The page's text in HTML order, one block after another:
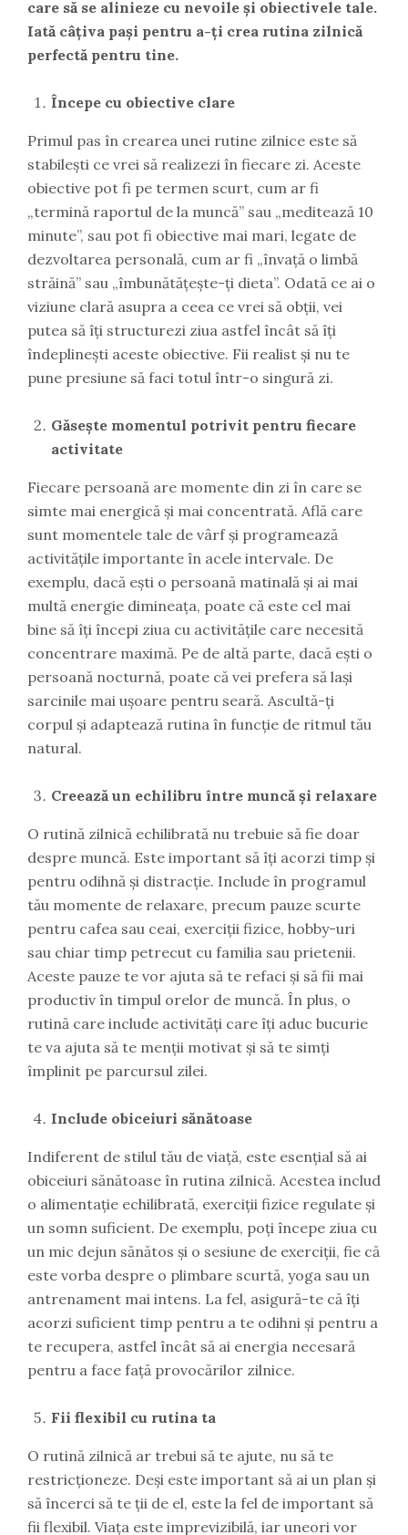
care să se alinieze cu nevoile și obiectivele tale.
Iată câțiva pași pentru a-ți crea rutina zilnică
perfectă pentru tine.
Începe cu obiective clare
Primul pas în crearea unei rutine zilnice este să
stabilești ce vrei să realizezi în fiecare zi. Aceste
obiective pot fi pe termen scurt, cum ar fi
„termină raportul de la muncă” sau „meditează 10
minute”, sau pot fi obiective mai mari, legate de
dezvoltarea personală, cum ar fi „învață o limbă
străină” sau „îmbunătățește-ți dieta”. Odată ce ai o
viziune clară asupra a ceea ce vrei să obții, vei
putea să îți structurezi ziua astfel încât să îți
îndeplinești aceste obiective. Fii realist și nu te
pune presiune să faci totul într-o singură zi.
Găsește momentul potrivit pentru fiecare
activitate
Fiecare persoană are momente din zi în care se
simte mai energică și mai concentrată. Află care
sunt momentele tale de vârf și programează
activitățile importante în acele intervale. De
exemplu, dacă ești o persoană matinală și ai mai
multă energie dimineața, poate că este cel mai
bine să îți începi ziua cu activitățile care necesită
concentrare maximă. Pe de altă parte, dacă ești o
persoană nocturnă, poate că vei prefera să lași
sarcinile mai ușoare pentru seară. Ascultă-ți
corpul și adaptează rutina în funcție de ritmul tău
natural.
Creează un echilibru între muncă și relaxare
O rutină zilnică echilibrată nu trebuie să fie doar
despre muncă. Este important să îți acorzi timp și
pentru odihnă și distracție. Include în programul
tău momente de relaxare, precum pauze scurte
pentru cafea sau ceai, exerciții fizice, hobby-uri
sau chiar timp petrecut cu familia sau prietenii.
Aceste pauze te vor ajuta să te refaci și să fii mai
productiv în timpul orelor de muncă. În plus, o
rutină care include activități care îți aduc bucurie
te va ajuta să te menții motivat și să te simți
împlinit pe parcursul zilei.
Include obiceiuri sănătoase
Indiferent de stilul tău de viață, este esențial să ai
obiceiuri sănătoase în rutina zilnică. Acestea includ
o alimentație echilibrată, exerciții fizice regulate și
un somn suficient. De exemplu, poți începe ziua cu
un mic dejun sănătos și o sesiune de exerciții, fie că
este vorba despre o plimbare scurtă, yoga sau un
antrenament mai intens. La fel, asigură-te că îți
acorzi suficient timp pentru a te odihni și pentru a
te recupera, astfel încât să ai energia necesară
pentru a face față provocărilor zilnice.
Fii flexibil cu rutina ta
O rutină zilnică ar trebui să te ajute, nu să te
restricționeze. Deși este important să ai un plan și
să încerci să te ții de el, este la fel de important să
fii flexibil. Viața este imprevizibilă, iar uneori vor